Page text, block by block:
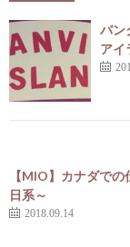
バン
アイ
【MIO】カナダで
日系～
2018.09.14